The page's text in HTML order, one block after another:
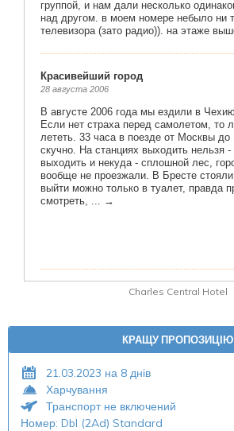
Charles Central Hotel
КРАЩУ ПРОПОЗИЦІЮ
21.03.2023 на 8 днів
Харчування
Транспорт не включений
Номер: Dbl (2Ad) Standard